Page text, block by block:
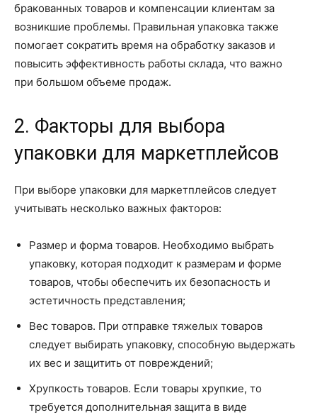
бракованных товаров и компенсации клиентам за
возникшие проблемы. Правильная упаковка также
помогает сократить время на обработку заказов и
повысить эффективность работы склада, что важно
при большом объеме продаж.
2. Факторы для выбора
упаковки для маркетплейсов
При выборе упаковки для маркетплейсов следует
учитывать несколько важных факторов:
Размер и форма товаров. Необходимо выбрать
упаковку, которая подходит к размерам и форме
товаров, чтобы обеспечить их безопасность и
эстетичность представления;
Вес товаров. При отправке тяжелых товаров
следует выбирать упаковку, способную выдержать
их вес и защитить от повреждений;
Хрупкость товаров. Если товары хрупкие, то
требуется дополнительная защита в виде